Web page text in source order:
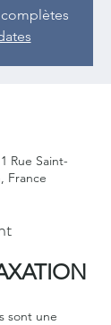
Rue Saint-
France
sont une